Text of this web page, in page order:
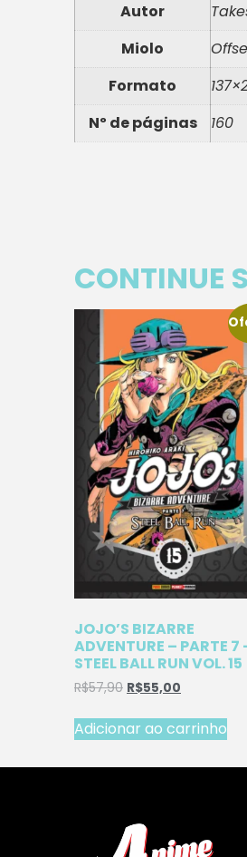
Autor
Miolo
Formato
Nº de páginas
160
CONTINUE
JOJO’S BIZARRE
ADVENTURE – PARTE 7
STEEL BALL RUN VOL. 15
R$57,90 R$55,00
Adicionar ao carrinho